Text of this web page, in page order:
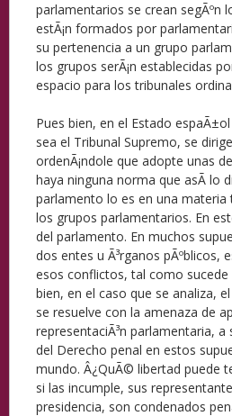
parlamentarios se crean segÃºn
estÃ¡n formados por
su pertenencia a un grupo
los grupos serÃ¡n establecidas
espacio para los tribunales
Pues bien, en el Estado
sea el Tribunal Supremo, se
ordenÃ¡ndole que adopte unas
haya ninguna norma que asÃ­ lo
parlamento lo es en una materia
los grupos parlamentarios. En
del parlamento. En muchos
dos entes u Ã³rganos pÃºblicos,
esos conflictos, tal como sucede
bien, en el caso que se analiza,
se resuelve con la amenaza de
representaciÃ³n parlamentaria,
del Derecho penal en estos
mundo. Â¿QuÃ© libertad puede
si las incumple, sus
presidencia, son condenados